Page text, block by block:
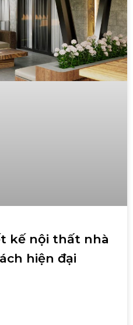
kế nội thất nhà
hiện đại